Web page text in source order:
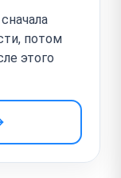
сначала
потом
этого